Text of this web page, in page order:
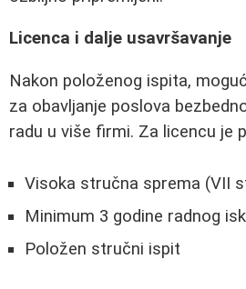
Licenca i dalje usavršavanje
Nakon položenog ispita,
za obavljanje poslova
radu u više firmi. Za licencu je
Visoka stručna sprema (VII
Minimum 3 godine radnog
Položen stručni ispit